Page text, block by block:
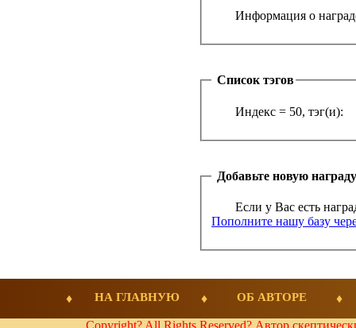
Информация о
Список тэгов
Индекс = 50, тэг(и):
Добавьте новую награду
Если у Вас есть
Пополните нашу базу
НА ГЛАВНУЮ ОБ АВТОРЕ